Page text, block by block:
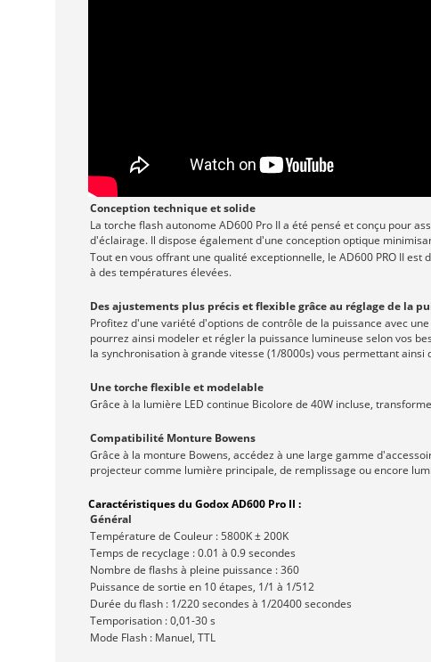
Conception technique et solide
La torche flash autonome AD600 Pro II a été pensé et conçu pour
d'éclairage. Il dispose également d'une conception optique
Tout en vous offrant une qualité exceptionnelle, le AD600 PRO II
à des températures élevées.
Des ajustements plus précis et flexible grâce au réglage de la
Profitez d'une variété d'options de contrôle de la puissance avec
pourrez ainsi modeler et régler la puissance lumineuse selon vos
la synchronisation à grande vitesse (1/8000s) vous permettant
Une torche flexible et modelable
Grâce à la lumière LED continue Bicolore de 40W incluse,
Compatibilité Monture Bowens
Grâce à la monture Bowens, accédez à une large gamme
projecteur comme lumière principale, de remplissage ou encore
Caractéristiques du Godox AD600 Pro II :
Général
Température de Couleur : 5800K ± 200K
Temps de recyclage : 0.01 à 0.9 secondes
Nombre de flashs à pleine puissance : 360
Puissance de sortie en 10 étapes, 1/1 à 1/512
Durée du flash : 1/220 secondes à 1/20400 secondes
Temporisation : 0,01-30 s
Mode Flash : Manuel, TTL